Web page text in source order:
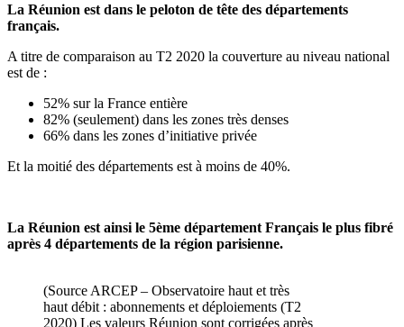
La Réunion est dans le peloton de tête des départements
français.
A titre de comparaison au T2 2020 la couverture au niveau national
est de :
52% sur la France entière
82% (seulement) dans les zones très denses
66% dans les zones d’initiative privée
Et la moitié des départements est à moins de 40%.
La Réunion est ainsi le 5ème département Français le plus fibré
après 4 départements de la région parisienne.
(Source ARCEP – Observatoire haut et très
haut débit : abonnements et déploiements (T2
2020) Les valeurs Réunion sont corrigées après